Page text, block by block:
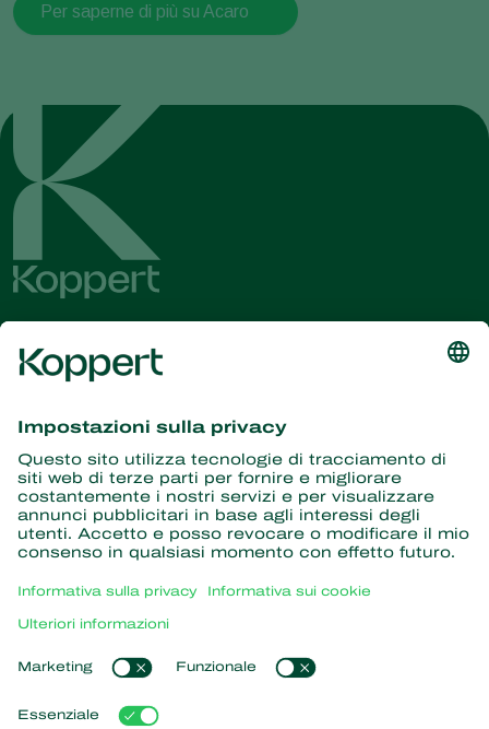
Per saperne di più su Acaro
Ricevi le ultime novità e
informazioni
Iscriviti qui
Partner con la natura
Vespe parassite
Nematodi benefici
Microrganismi benefici
Protezione delle colture
Informazioni su Koppert
Notizie e informazioni
Lavora per Koppert
Link popolari
L'esperienza dei nostri clienti